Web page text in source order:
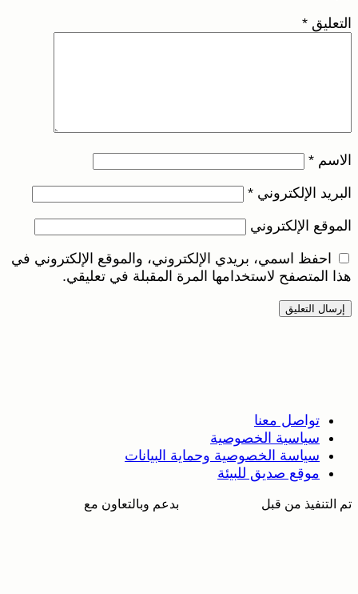
*
*
الإلكتروني *
الإلكتروني
احفظ اسمي، بريدي الإلكتروني، والموقع الإلكتروني في
المتصفح لاستخدامها المرة المقبلة في تعليقي.
تواصل معنا
سياسية الخصوصية
سياسة الخصوصية وحماية البيانات
موقع صديق للبيئة
التنفيذ من قبل بدعم وبالتعاون مع